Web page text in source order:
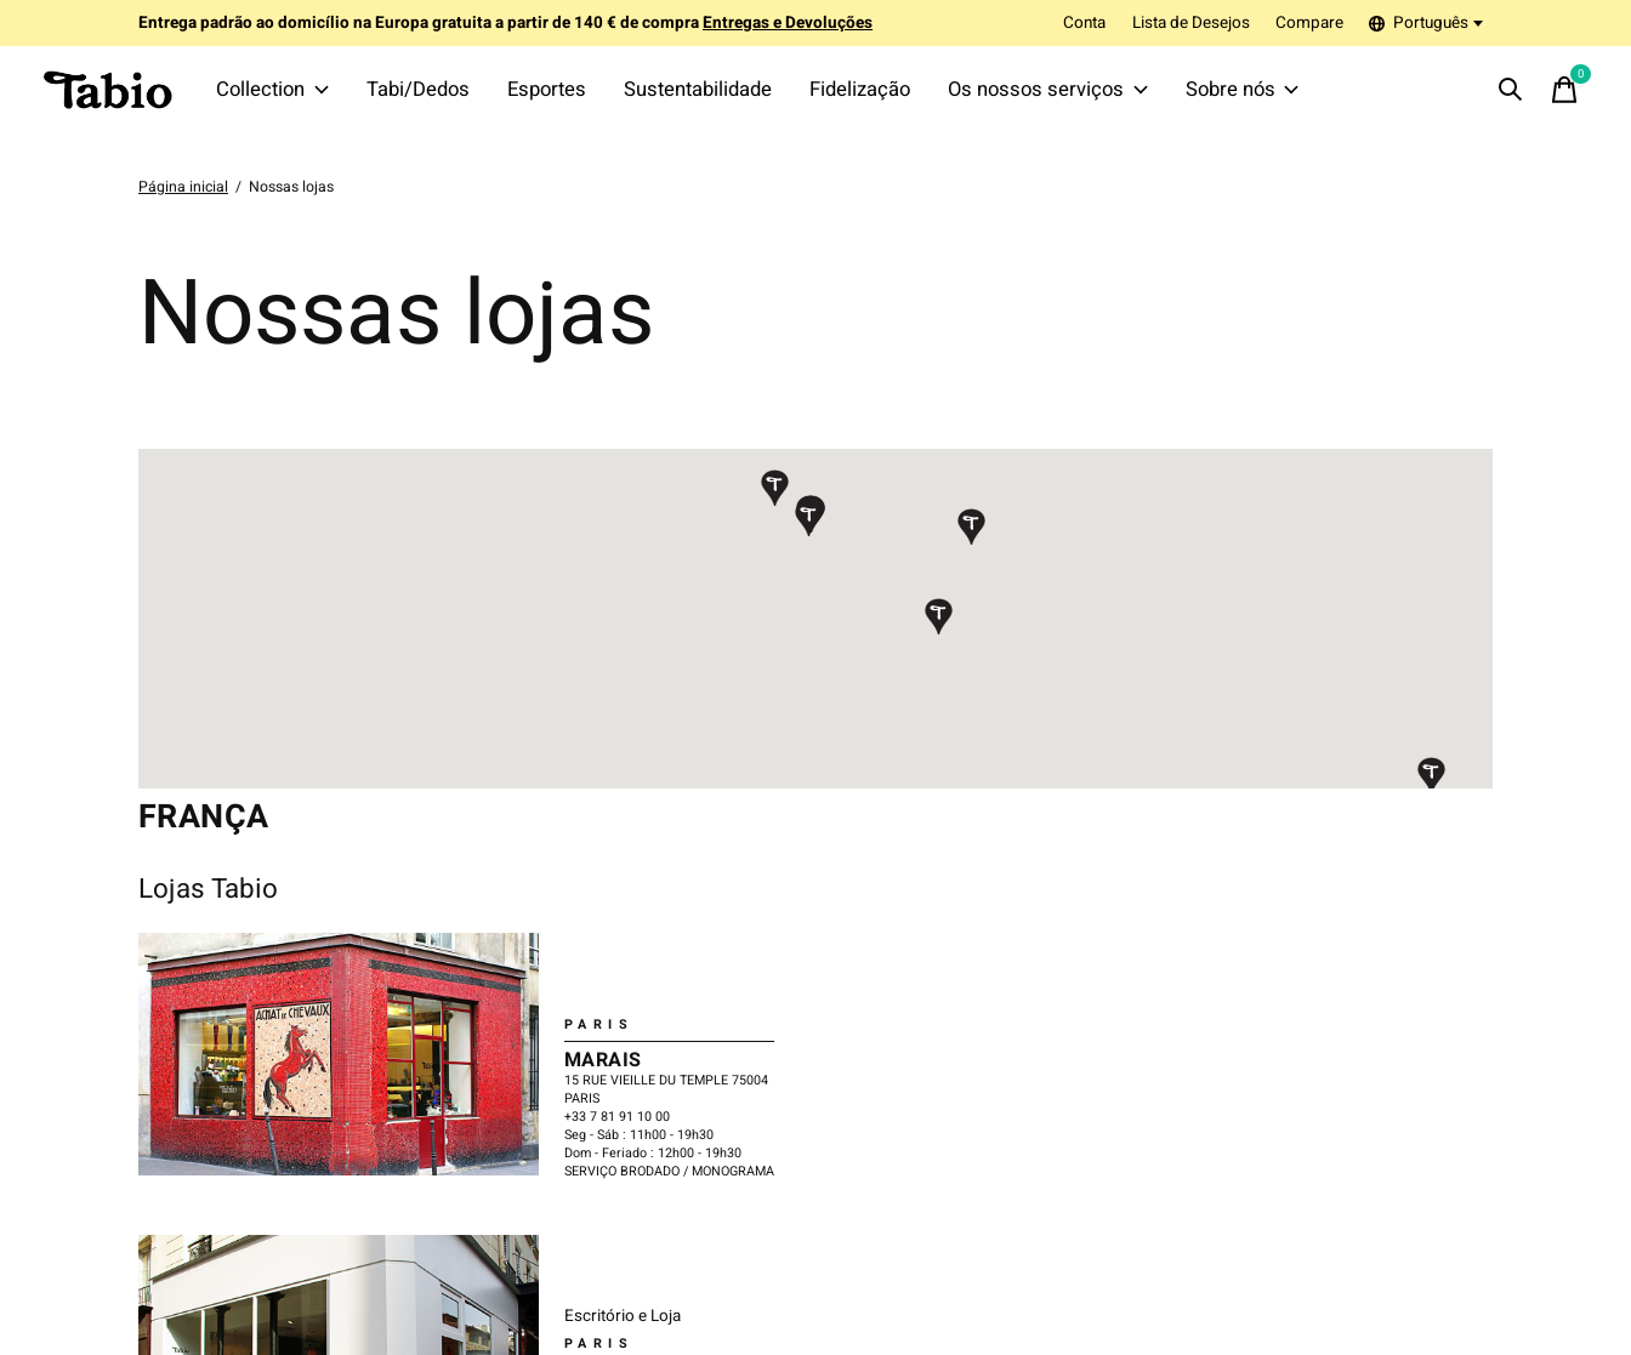
Entrega padrão ao domicílio na Europa gratuita a partir de 140 € de compraEntregas e Devoluções Conta Lista de Desejos Compare Português
Collection Tabi/Dedos Esportes Sustentabilidade Fidelização Os nossos serviços Sobre nós
0items
Página inicial / Nossas lojas
Nossas lojas
FRANÇA
Lojas Tabio
PARIS
MARAIS
15 RUE VIEILLE DU TEMPLE 75004
PARIS
​+33 7 81 91 10 00
Seg - Sáb : 11h00 - 19h30
Dom - Feriado : 12h00 - 19h30
SERVIÇO BRODADO / MONOGRAMA
Escritório e Loja
PARIS